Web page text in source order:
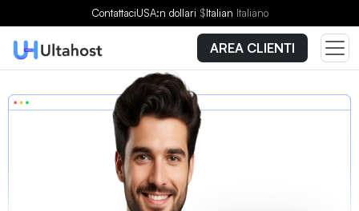
ContattaciUSA:n dollari $Italian Italiano
AREA CLIENTI